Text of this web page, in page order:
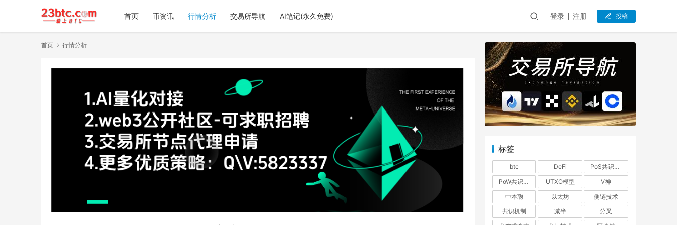
首页 币资讯 行情分析 交易所导航 AI笔记(永久免费) 登录 注册 投稿
首页 行情分析
标签
btc DeFi
PoS共识机制
PoW共识机制
UTXO模型
V神
中本聪
以太坊
侧链技术
共识机制
减半
分叉